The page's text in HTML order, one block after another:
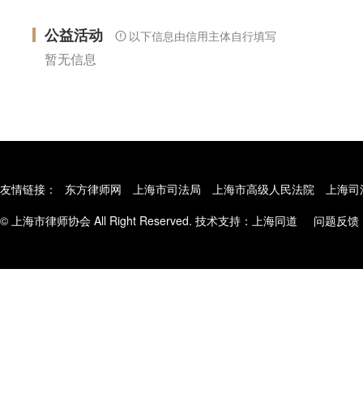
公益活动 以下信息由信用主体自行填写
暂无信息
友情链接： 东方律师网 上海市司法局 上海市高级人民法院
上海
© 上海市律师协会 All Right Reserved. 技术支持： 上海同道 问题反馈